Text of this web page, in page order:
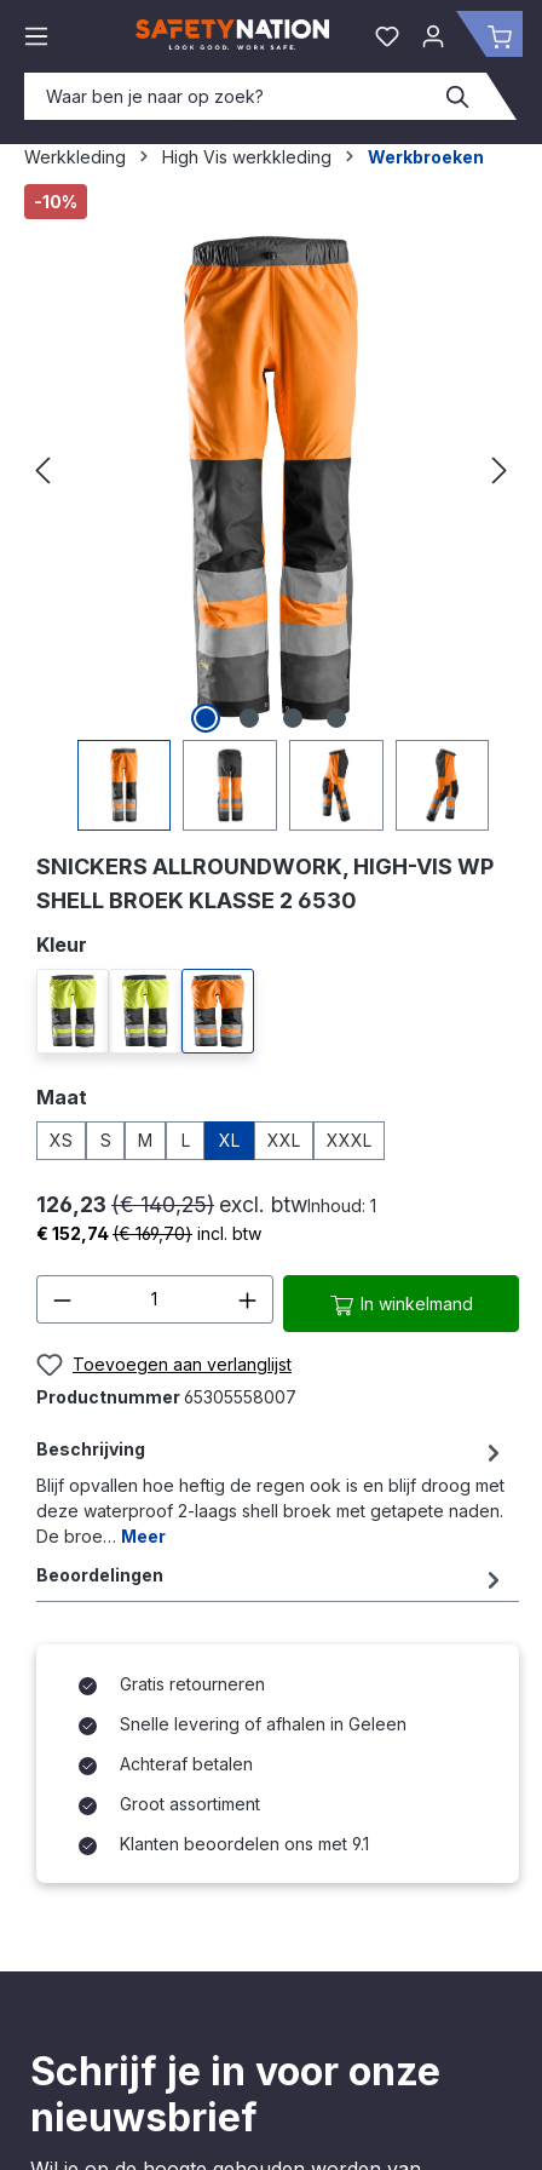
Je hebt 0 items
Werkkleding High Vis werkkleding
Werkbroeken
Afbeeldingengalerij overslaan
-10%
SNICKERS ALLROUNDWORK, HIGH-VIS WP
SHELL BROEK KLASSE 2 6530
Selecteer
Kleur
high vis geel/grijshigh vis geel/marineblauw
high vis oranje/medium grijs
Selecteer
Maat
XS S M L XL XXL XXXL
126,23 (€ 140,25) excl. btwInhoud: 1
€ 152,74(€ 169,70) incl. btw
Producthoeveelheid: Voer de
In winkelmand
Toevoegen aan verlanglijst
Productnummer65305558007
Beschrijving
Blijf opvallen hoe heftig de regen ook is en blijf droog met
deze waterproof 2-laags shell broek met getapete naden.
De broe… Meer
Beoordelingen
Gratis retourneren
Snelle levering of afhalen in Geleen
Achteraf betalen
Groot assortiment
Klanten beoordelen ons met 9.1
Schrijf je in voor onze
nieuwsbrief